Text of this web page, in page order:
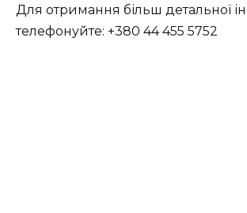
Для отримання більш детальної
телефонуйте: +380 44 455 5752